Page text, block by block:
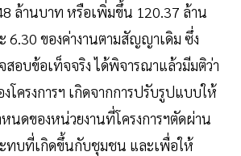
ล้านบาท หรือเพิ่มขึ้น 120.37 ล้าน
6.30 ของค่างานตามสัญญาเดิม ซึ่ง
สอบข้อเท็จจริง ได้พิจารณาแล้วมีมติว่า
โครงการฯ เกิดจากการปรับรูปแบบให้
นดของหน่วยงานที่โครงการฯตัดผ่าน
ทบที่เกิดขึ้นกับชุมชน และเพื่อให้